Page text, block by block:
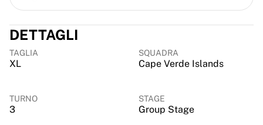
Fenerbahçe Basketbol
Slovenia
Virtus Bologna
Guerri Napoli
Altri sport
Team Visma | Lease a bike
Soudal Quick Step
DETTAGLI
TAGLIA
XL
SQUADRA
Cape Verde Islands
TURNO
3
STAGE
Group Stage